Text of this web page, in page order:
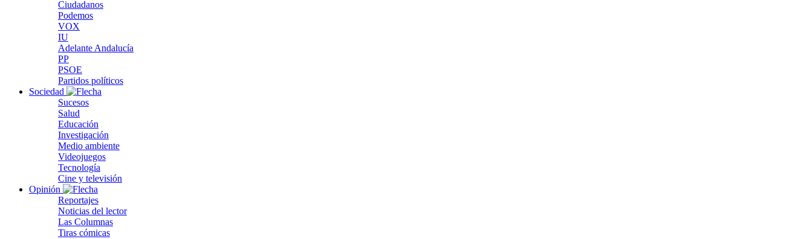
Ciudadanos
Podemos
VOX
IU
Adelante Andalucía
PP
PSOE
Partidos políticos
Sociedad
Sucesos
Salud
Educación
Investigación
Medio ambiente
Videojuegos
Tecnología
Cine y televisión
Opinión
Reportajes
Noticias del lector
Las Columnas
Tiras cómicas